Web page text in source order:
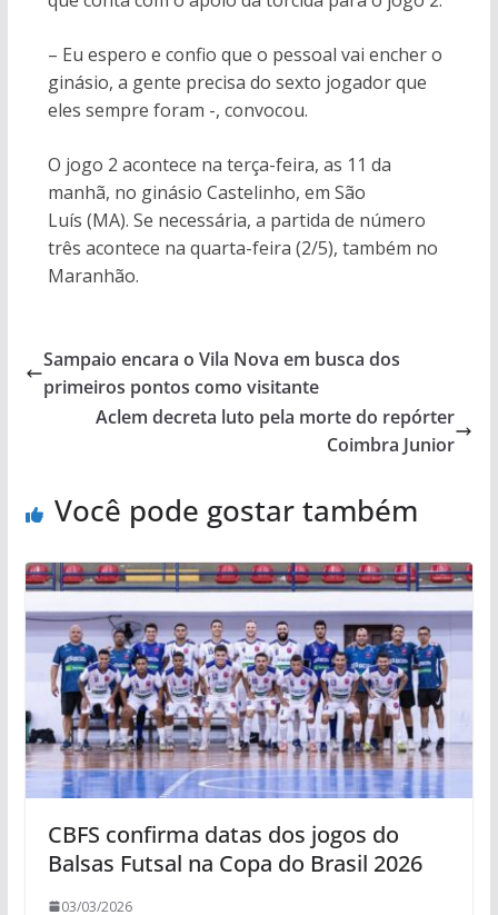
– Eu espero e confio que o pessoal vai encher o
ginásio, a gente precisa do sexto jogador que
eles sempre foram -, convocou.
O jogo 2 acontece na terça-feira, as 11 da
manhã, no ginásio Castelinho, em São
Luís (MA). Se necessária, a partida de número
três acontece na quarta-feira (2/5), também no
Maranhão.
Sampaio encara o Vila Nova em busca dos
primeiros pontos como visitante
Aclem decreta luto pela morte do repórter
Coimbra Junior
Você pode gostar também
CBFS confirma datas dos jogos do
Balsas Futsal na Copa do Brasil 2026
03/03/2026